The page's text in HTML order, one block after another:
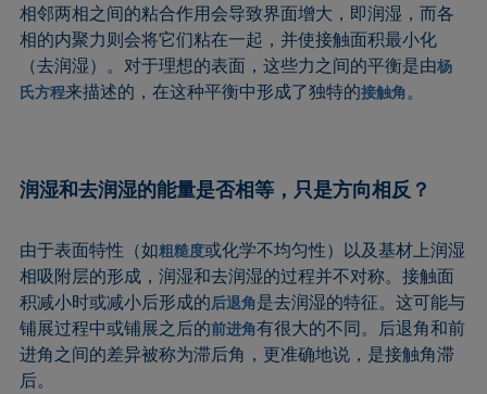
相邻两相之间的粘合作用会导致界面增大，即润湿，而各
相的内聚力则会将它们粘在一起，并使接触面积最小化
（去润湿）。对于理想的表面，这些力之间的平衡是由杨
氏方程来描述的，在这种平衡中形成了独特的接触角。
润湿和去润湿的能量是否相等，只是方向相反？
由于表面特性（如粗糙度或化学不均匀性）以及基材上润湿
相吸附层的形成，润湿和去润湿的过程并不对称。接触面
积减小时或减小后形成的后退角是去润湿的特征。这可能与
铺展过程中或铺展之后的前进角有很大的不同。后退角和前
进角之间的差异被称为滞后角，更准确地说，是接触角滞
后。